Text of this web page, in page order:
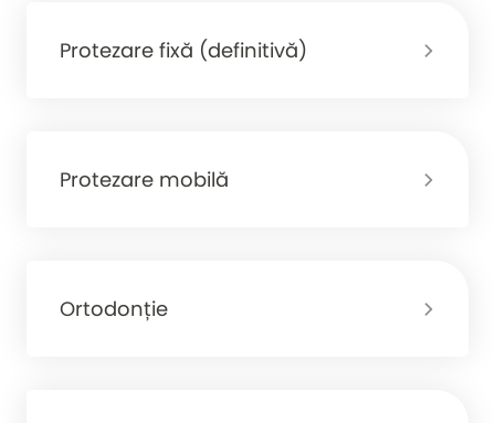
Protezare fixă (definitivă)
Protezare mobilă
Ortodonție